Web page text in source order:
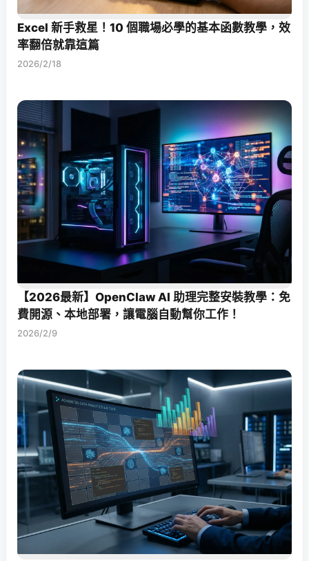
Excel 新手救星！10 個職場必學的基本函數教學，效
率翻倍就靠這篇
2026/2/18
【2026最新】OpenClaw AI 助理完整安裝教學：免
費開源、本地部署，讓電腦自動幫你工作！
2026/2/9